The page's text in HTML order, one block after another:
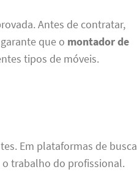
Antes de contratar,
que o montador de
tipos de móveis.
Em plataformas de busca
trabalho do profissional.